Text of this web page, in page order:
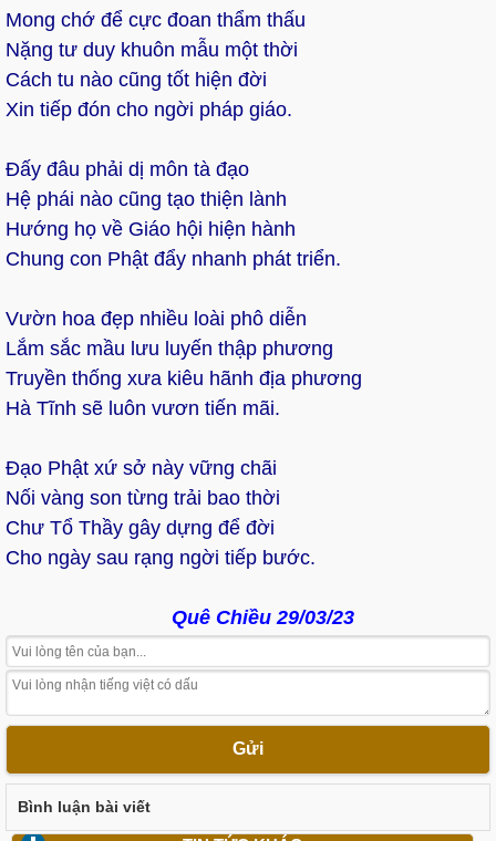
Mong chớ để cực đoan thẩm thấu
Nặng tư duy khuôn mẫu một thời
Cách tu nào cũng tốt hiện đời
Xin tiếp đón cho ngời pháp giáo.
Đấy đâu phải dị môn tà đạo
Hệ phái nào cũng tạo thiện lành
Hướng họ về Giáo hội hiện hành
Chung con Phật đẩy nhanh phát triển.
Vườn hoa đẹp nhiều loài phô diễn
Lắm sắc mầu lưu luyến thập phương
Truyền thống xưa kiêu hãnh địa phương
Hà Tĩnh sẽ luôn vươn tiến mãi.
Đạo Phật xứ sở này vững chãi
Nối vàng son từng trải bao thời
Chư Tổ Thầy gây dựng để đời
Cho ngày sau rạng ngời tiếp bước.
Quê Chiều 29/03/23
Gửi
Bình luận bài viết